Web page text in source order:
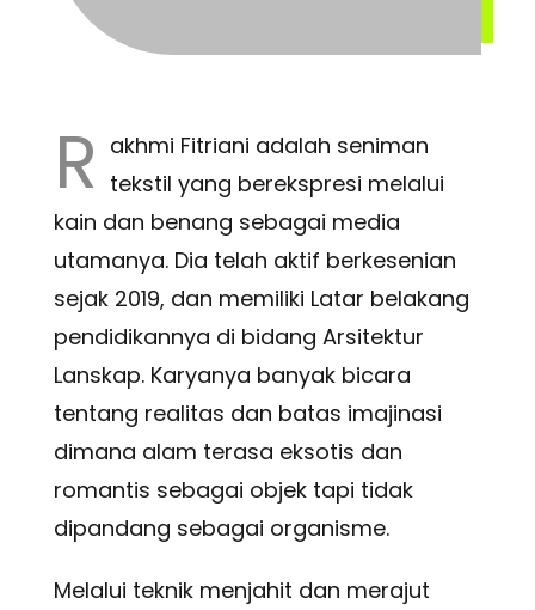
R akhmi Fitriani adalah seniman
tekstil yang berekspresi melalui
kain dan benang sebagai media
utamanya. Dia telah aktif berkesenian
sejak 2019, dan memiliki Latar belakang
pendidikannya di bidang Arsitektur
Lanskap. Karyanya banyak bicara
tentang realitas dan batas imajinasi
dimana alam terasa eksotis dan
romantis sebagai objek tapi tidak
dipandang sebagai organisme.
Melalui teknik menjahit dan merajut